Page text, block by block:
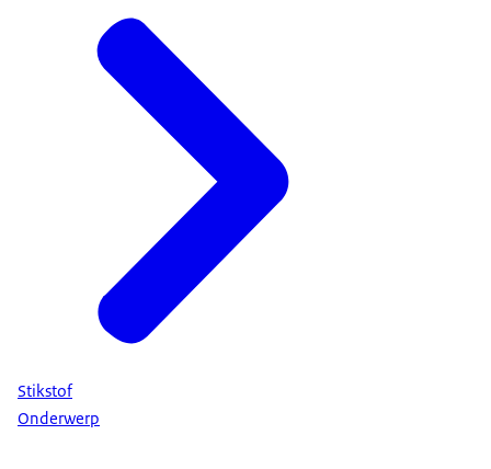
Stikstof
Onderwerp